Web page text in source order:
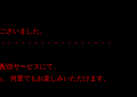
ざいました。
・・・・・・・・・・・・・・・・
信サービスにて、
何度でもお楽しみいただけます。